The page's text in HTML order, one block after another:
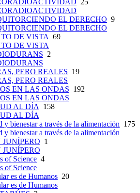
25
EL DERECHO 9
EL DERECHO
DE VISTA 69
DE VISTA
2
PERO REALES 19
PERO REALES
EN LAS ONDAS 192
EN LAS ONDAS
AL DÍA
158
AL DÍA
y bienestar a través de la alimentación 175
y bienestar a través de la alimentación
JUNÍPERO 1
JUNÍPERO
of Science 4
of Science
es de Humanos 20
es de Humanos